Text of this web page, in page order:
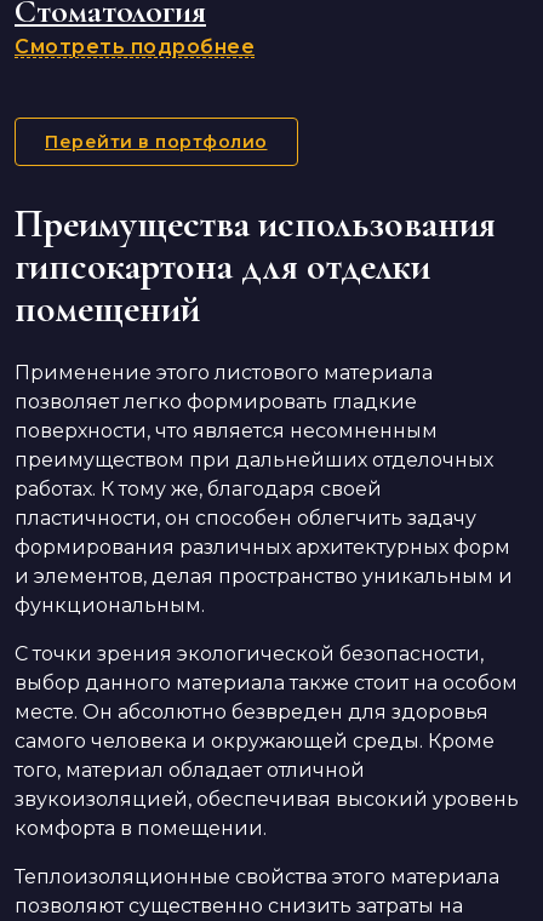
Стоматология
Смотреть подробнее
Перейти в портфолио
Преимущества использования
гипсокартона для отделки
помещений
Применение этого листового материала
позволяет легко формировать гладкие
поверхности, что является несомненным
преимуществом при дальнейших отделочных
работах. К тому же, благодаря своей
пластичности, он способен облегчить задачу
формирования различных архитектурных форм
и элементов, делая пространство уникальным и
функциональным.
С точки зрения экологической безопасности,
выбор данного материала также стоит на особом
месте. Он абсолютно безвреден для здоровья
самого человека и окружающей среды. Кроме
того, материал обладает отличной
звукоизоляцией, обеспечивая высокий уровень
комфорта в помещении.
Теплоизоляционные свойства этого материала
позволяют существенно снизить затраты на